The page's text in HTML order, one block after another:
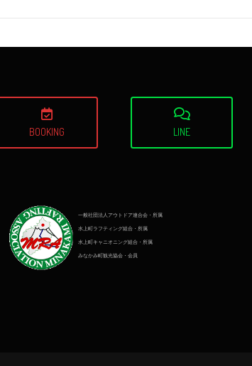
BOOKING LINE
一般社団法人アウトドア連合会・所属
水上町ラフティング組合・所属
水上町キャニオニング組合・所属
みなかみ町観光協会・会員